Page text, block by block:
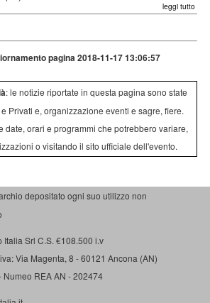
leggi tutto
pagina 2018-11-17 13:06:57
: le notizie riportate in questa pagina sono state
Privati e, organizzazione eventi e sagre, fiere.
date, orari e programmi che potrebbero variare,
o visitando il sito ufficiale dell'evento.
depositato ogni suo utilizzo non
Srl C.S. €108.500 i.v
Via Magenta, 8 - 60121 Ancona (AN)
Numeo REA AN - 202474